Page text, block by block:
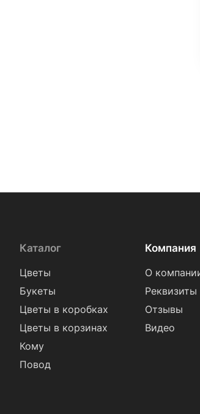
Каталог
Цветы
Букеты
Цветы в коробках
Цветы в корзинах
Кому
Повод
Компания
О
Реквизиты
Отзывы
Видео